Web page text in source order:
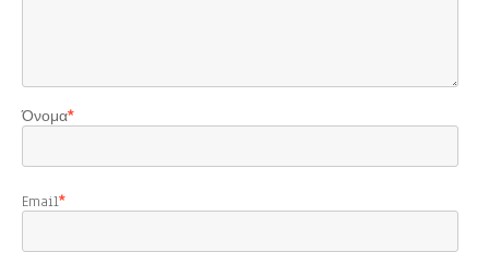
Όνομα*
Email*